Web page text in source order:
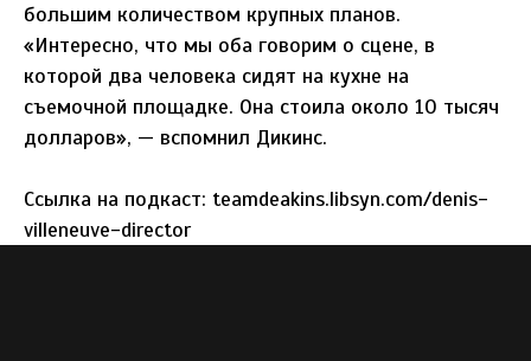
большим количеством крупных планов.
«Интересно, что мы оба говорим о сцене, в
которой два человека сидят на кухне на
съемочной площадке. Она стоила около 10 тысяч
долларов», — вспомнил Дикинс.
Ссылка на подкаст: teamdeakins.libsyn.com/denis-
villeneuve-director